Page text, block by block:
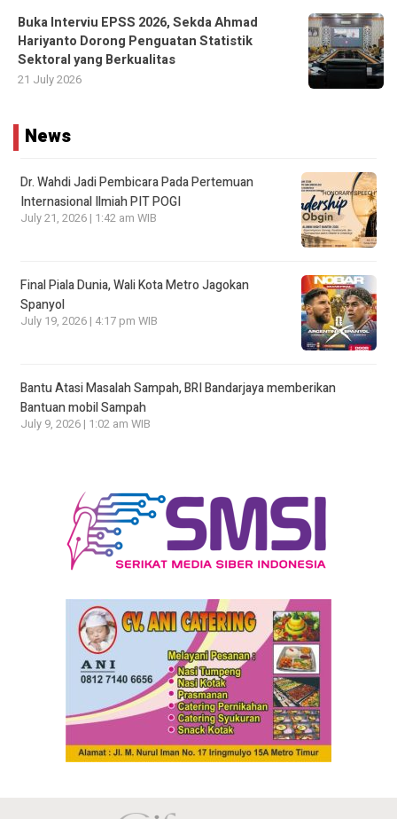
Buka Interviu EPSS 2026, Sekda Ahmad
Hariyanto Dorong Penguatan Statistik
Sektoral yang Berkualitas
21 July 2026
News
Dr. Wahdi Jadi Pembicara Pada Pertemuan
Internasional Ilmiah PIT POGI
July 21, 2026 | 1:42 am WIB
Final Piala Dunia, Wali Kota Metro Jagokan
Spanyol
July 19, 2026 | 4:17 pm WIB
Bantu Atasi Masalah Sampah, BRI Bandarjaya memberikan
Bantuan mobil Sampah
July 9, 2026 | 1:02 am WIB